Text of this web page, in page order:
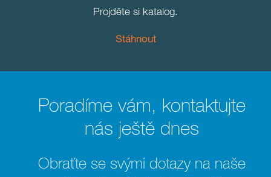
Projděte si katalog.
Stáhnout
Poradíme vám, kontaktujte
nás ještě dnes
Obraťte se svými dotazy na naše